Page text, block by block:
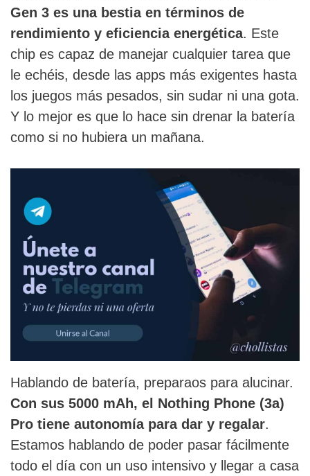
Gen 3 es una bestia en términos de
rendimiento y eficiencia energética. Este
chip es capaz de manejar cualquier tarea que
le echéis, desde las apps más exigentes hasta
los juegos más pesados, sin sudar ni una gota.
Y lo mejor es que lo hace sin drenar la batería
como si no hubiera un mañana.
Hablando de batería, preparaos para alucinar.
Con sus 5000 mAh, el Nothing Phone (3a)
Pro tiene autonomía para dar y regalar.
Estamos hablando de poder pasar fácilmente
todo el día con un uso intensivo y llegar a casa